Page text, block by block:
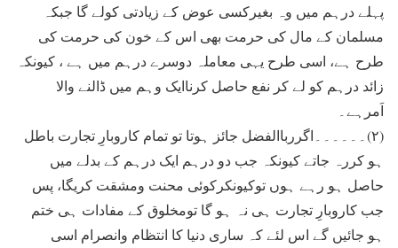
پہلے درہم میں وہ بغیرکسی عوض کے زیادتی کولے گا جبکہ
مسلمان کے مال کی حرمت بھی اس کے خون کی حرمت کی
طرح ہے، اسی طرح یہی معاملہ دوسرے درہم میں ہے ، کیونکہ
زائد درہم کو لے کر نفع حاصل کرناایک وہم میں ڈالنے والا
اَمرہے۔
(۲)۔۔۔۔۔۔اگررباالفضل جائز ہوتا تو تمام کاروبارِ تجارت باطل
ہو کررہ جاتے کیونکہ جب دو درہم ایک درہم کے بدلے میں
حاصل ہو رہے ہوں توکیونکرکوئی محنت ومشقت کریگا، پس
جب کاروبارِ تجارت ہی نہ ہو گا تومخلوق کے مفادات ہی ختم
ہو جائیں گے اس لئے کہ ساری دنیا کا انتظام وانصرام اسی